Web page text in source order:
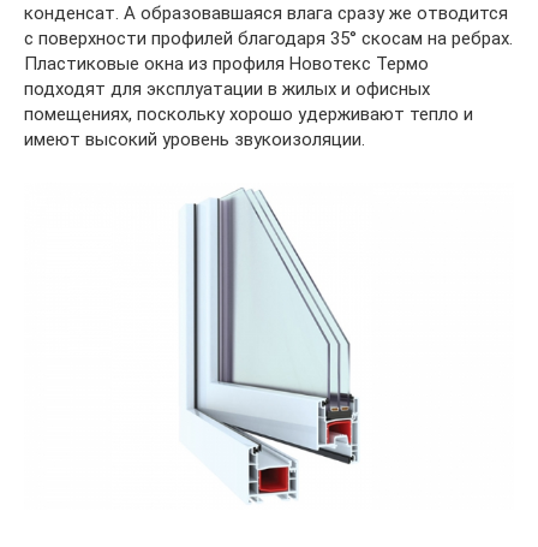
конденсат. А образовавшаяся влага сразу же отводится
с поверхности профилей благодаря 35° скосам на ребрах.
Пластиковые окна из профиля Новотекс Термо
подходят для эксплуатации в жилых и офисных
помещениях, поскольку хорошо удерживают тепло и
имеют высокий уровень звукоизоляции.